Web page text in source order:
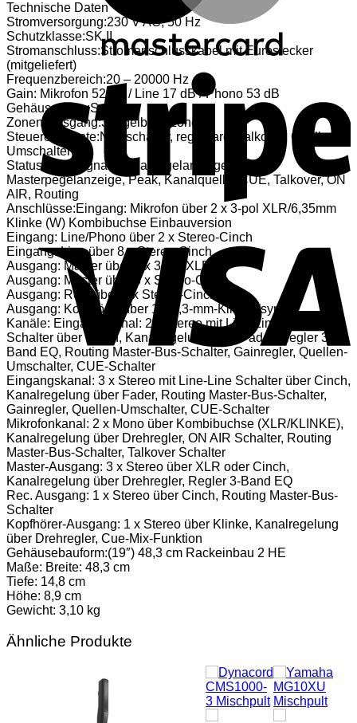
Technische Daten
Stromversorgung:230 V AC, 50 Hz
Schutzklasse:SK II
Stromanschluss:Stromanschlusskabel mit Eurostecker
(mitgeliefert)
Frequenzbereich:20 – 20000 Hz
Gain: Mikrofon 52 dB / Line 17 dB / Phono 53 dB
Gehäusefarbe:Schwarz
Zonen-Ausgang:3 regelbare Zonen
Steuerelemente:Netzschalter, regelbarer Talkover, Quellen-
Umschalter
Status LED:Signal, Kanalpegelanzeige,
Masterpegelanzeige, Peak, Kanalquelle; CUE, Talkover, ON
AIR, Routing
Anschlüsse:Eingang: Mikrofon über 2 x 3-pol XLR/6,35mm
Klinke (W) Kombibuchse Einbauversion
Eingang: Line/Phono über 2 x Stereo-Cinch
Eingang: Line über 8 x Stereo-Cinch
Ausgang: Master über 3 x 3-pol XLR
Ausgang: Master über 3 x Stereo-Cinch
Ausgang: Rec. über 2 x Stereo-Cinch
Ausgang: Kopfhörer über 1 x 6,3-mm-Klinke (sym.)
Kanäle: Eingangskanal: 2 x Stereo mit Line-Line/Phono
Schalter über Cinch, Kanalregelung über Fader, Regler 3-
Band EQ, Routing Master-Bus-Schalter, Gainregler, Quellen-
Umschalter, CUE-Schalter
Eingangskanal: 3 x Stereo mit Line-Line Schalter über Cinch,
Kanalregelung über Fader, Routing Master-Bus-Schalter,
Gainregler, Quellen-Umschalter, CUE-Schalter
Mikrofonkanal: 2 x Mono über Kombibuchse (XLR/KLINKE),
Kanalregelung über Drehregler, ON AIR Schalter, Routing
Master-Bus-Schalter, Talkover Schalter
Master-Ausgang: 3 x Stereo über XLR oder Cinch,
Kanalregelung über Drehregler, Regler 3-Band EQ
Rec. Ausgang: 1 x Stereo über Cinch, Routing Master-Bus-
Schalter
Kopfhörer-Ausgang: 1 x Stereo über Klinke, Kanalregelung
über Drehregler, Cue-Mix-Funktion
Gehäusebauform:(19″) 48,3 cm Rackeinbau 2 HE
Maße: Breite: 48,3 cm
Tiefe: 14,8 cm
Höhe: 8,9 cm
Gewicht: 3,10 kg
Ähnliche Produkte